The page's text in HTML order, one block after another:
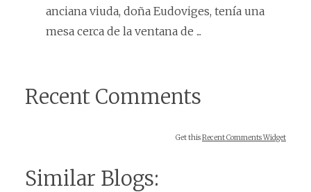
anciana viuda, doña Eudoviges, tenía una
mesa cerca de la ventana de ...
Recent Comments
Get thisRecent Comments Widget
Similar Blogs: